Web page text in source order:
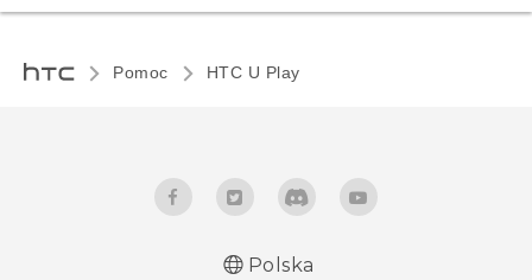
Pomoc HTC U Play‎
Polska